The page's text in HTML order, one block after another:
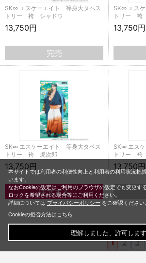
SK∞ エスケーエイト 等身大タペス
トリー 袴 シャドウ
13,750円
完売
SK∞ エス
トリー
13,750円
SK∞ エスケーエイト 等身大タペス
トリー 袴 虎次郎
13,750円
SK∞ エス
トリー 袴
13,750円
1 2 3
本サイトでは利用者の利便性向上と利用者の利用状況把
います。
なおCookieの設定はご利用のブラウザの設定でも変更す
ロックを希望される場合等にご利用ください。
詳細については プライバシーポリシー をご確認ください。
Cookieの拒否方法はこちら
理解しました、許可します